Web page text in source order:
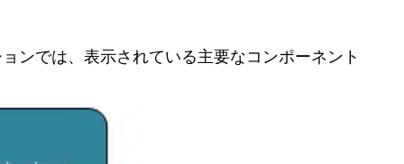
ンでは、表示されている主要なコンポーネント